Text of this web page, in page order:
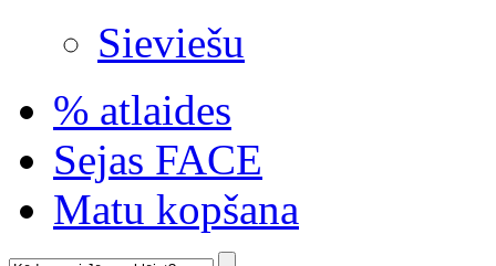
Sieviešu
% atlaides
Sejas FACE
Matu kopšana